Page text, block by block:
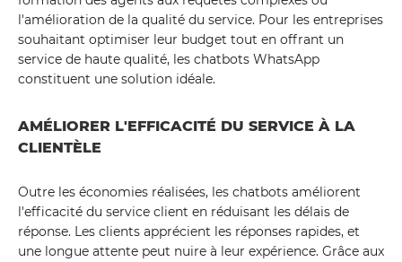
l'amélioration de la qualité du service. Pour les entreprises
souhaitant optimiser leur budget tout en offrant un
service de haute qualité, les chatbots WhatsApp
constituent une solution idéale.
AMÉLIORER L'EFFICACITÉ DU SERVICE À LA
CLIENTÈLE
Outre les économies réalisées, les chatbots améliorent
l'efficacité du service client en réduisant les délais de
réponse. Les clients apprécient les réponses rapides, et
une longue attente peut nuire à leur expérience. Grâce aux